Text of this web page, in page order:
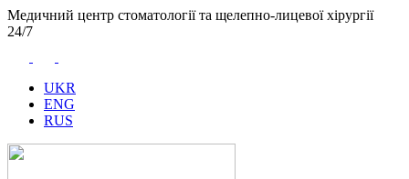
Медичний центр стоматології та щелепно-лицевої хірургії
24/7
UKR
ENG
RUS